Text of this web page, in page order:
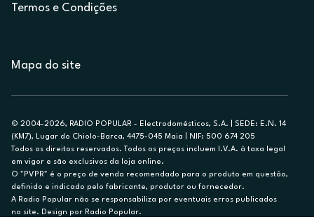
Termos e Condições
Mapa do site
© 2004-2026, RADIO POPULAR - Electrodomésticos, S.A. | SEDE: E.N. 14
(KM7), Lugar do Chiolo-Barca, 4475-045 Maia | NIF: 500 674 205
Todos os direitos reservados. Todos os preços incluem I.V.A. à taxa legal
em vigor e são exclusivos da loja online.
O "PVPR" é o preço de venda recomendado para o produto em questão,
definido e indicado pelo fabricante, produtor ou fornecedor.
A Radio Popular não se responsabiliza por eventuais erros publicados
no site. Design por Radio Popular.